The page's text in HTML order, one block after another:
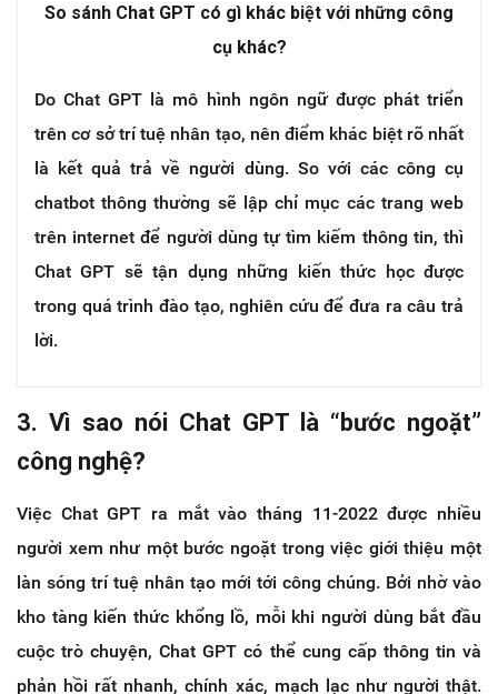
So sánh Chat GPT có gì khác biệt với những công
cụ khác?
Do Chat GPT là mô hình ngôn ngữ được phát triển
trên cơ sở trí tuệ nhân tạo, nên điểm khác biệt rõ nhất
là kết quả trả về người dùng. So với các công cụ
chatbot thông thường sẽ lập chỉ mục các trang web
trên internet để người dùng tự tìm kiếm thông tin, thì
Chat GPT sẽ tận dụng những kiến thức học được
trong quá trình đào tạo, nghiên cứu để đưa ra câu trả
lời.
3. Vì sao nói Chat GPT là “bước ngoặt”
công nghệ?
Việc Chat GPT ra mắt vào tháng 11-2022 được nhiều
người xem như một bước ngoặt trong việc giới thiệu một
làn sóng trí tuệ nhân tạo mới tới công chúng. Bởi nhờ vào
kho tàng kiến thức khổng lồ, mỗi khi người dùng bắt đầu
cuộc trò chuyện, Chat GPT có thể cung cấp thông tin và
phản hồi rất nhanh, chính xác, mạch lạc như người thật.